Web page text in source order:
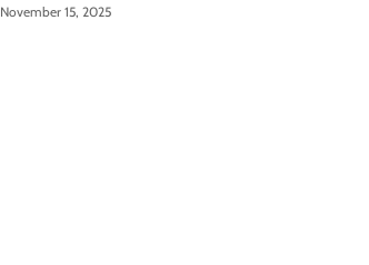
Wahrnehmung
November 15, 2025